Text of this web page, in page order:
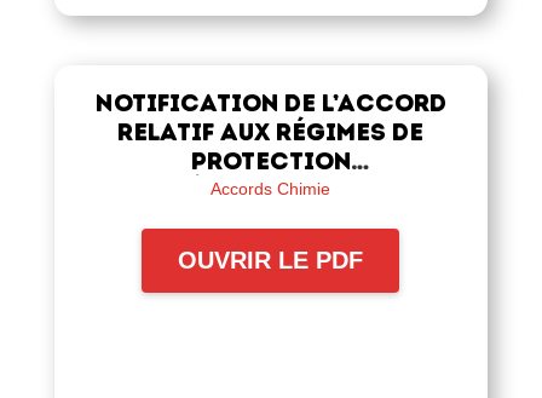
Notification de l’accord
relatif aux régimes de
protection
complémentaires Chimie
Accords Chimie
OUVRIR LE PDF